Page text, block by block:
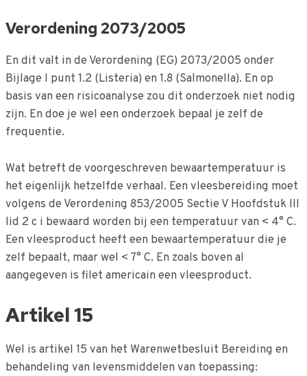
Verordening 2073/2005
En dit valt in de Verordening (EG) 2073/2005 onder
Bijlage I punt 1.2 (Listeria) en 1.8 (Salmonella). En op
basis van een risicoanalyse zou dit onderzoek niet nodig
zijn. En doe je wel een onderzoek bepaal je zelf de
frequentie.
Wat betreft de voorgeschreven bewaartemperatuur is
het eigenlijk hetzelfde verhaal. Een vleesbereiding moet
volgens de Verordening 853/2005 Sectie V Hoofdstuk III
lid 2 c i bewaard worden bij een temperatuur van < 4° C.
Een vleesproduct heeft een bewaartemperatuur die je
zelf bepaalt, maar wel < 7° C. En zoals boven al
aangegeven is filet americain een vleesproduct.
Artikel 15
Wel is artikel 15 van het Warenwetbesluit Bereiding en
behandeling van levensmiddelen van toepassing: